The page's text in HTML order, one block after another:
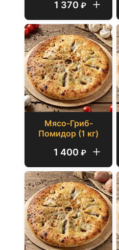
1 370 ₽
Мясо-Гриб-
Помидор (1 кг)
1 400 ₽